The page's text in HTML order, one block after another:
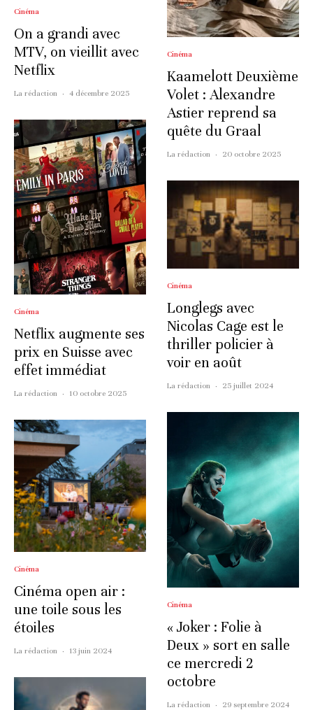
Cinéma
On a grandi avec
MTV, on vieillit avec
Netflix
La rédaction · 4 décembre 2025
Cinéma
Netflix augmente ses
prix en Suisse avec
effet immédiat
La rédaction · 10 octobre 2025
Cinéma
Cinéma open air :
une toile sous les
étoiles
La rédaction · 13 juin 2024
Cinéma
Kaamelott Deuxième
Volet : Alexandre
Astier reprend sa
quête du Graal
La rédaction · 20 octobre 2025
Cinéma
Longlegs avec
Nicolas Cage est le
thriller policier à
voir en août
La rédaction · 25 juillet 2024
Cinéma
« Joker : Folie à
Deux » sort en salle
ce mercredi 2
octobre
La rédaction · 29 septembre 2024